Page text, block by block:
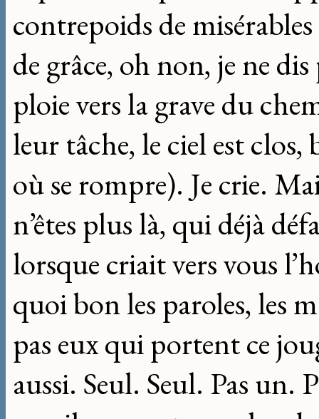
contrepoids de
de grâce, oh non, je ne
ploie vers la grave du
leur tâche, le ciel est
où se rompre). Je crie.
n’êtes plus là, qui déjà
lorsque criait vers vous
quoi bon les paroles, les
pas eux qui portent ce
aussi. Seul. Seul. Pas un.